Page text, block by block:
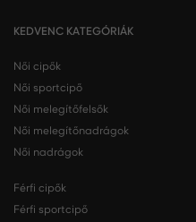
KEDVENC KATEGÓRIÁK
Női cipők
Női sportcipő
Női melegítőfelsők
Női melegítőnadrágok
Női nadrágok
Férfi cipők
Férfi sportcipő